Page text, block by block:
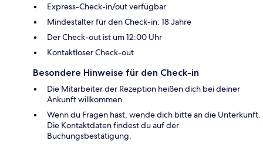
Express-Check-in/out verfügbar
Mindestalter für den Check-in: 18 Jahre
Der Check-out ist um 12:00 Uhr
Kontaktloser Check-out
Besondere Hinweise für den Check-in
Die Mitarbeiter der Rezeption heißen dich bei deiner
Ankunft willkommen.
Wenn du Fragen hast, wende dich bitte an die Unterkunft.
Die Kontaktdaten findest du auf der
Buchungsbestätigung.